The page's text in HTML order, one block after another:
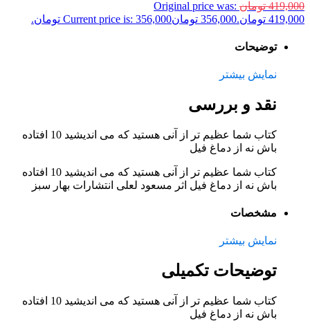
419,000 تومان Original price was:
419,000 تومان.
356,000 تومانCurrent price is: 356,000 تومان.
توضیحات
نمایش بیشتر
نقد و بررسی
کتاب شما عظیم تر از آنی هستید که می اندیشید 10 افتاده
باش نه از دماغ فیل
کتاب شما عظیم تر از آنی هستید که می اندیشید 10 افتاده
باش نه از دماغ فیل اثر مسعود لعلی انتشارات بهار سبز
مشخصات
نمایش بیشتر
توضیحات تکمیلی
کتاب شما عظیم تر از آنی هستید که می اندیشید 10 افتاده
باش نه از دماغ فیل